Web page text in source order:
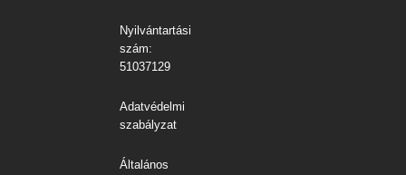
Nyilvántartási
szám:
51037129
Adatvédelmi
szabályzat
Általános